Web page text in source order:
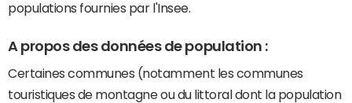
populations fournies par l'Insee.
A propos des données de population :
Certaines communes (notamment les communes
touristiques de montagne ou du littoral dont la population